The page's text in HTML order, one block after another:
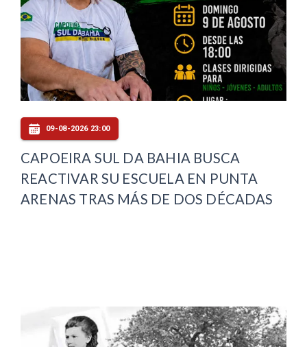
09-08-2026 23:00
CAPOEIRA SUL DA BAHIA BUSCA
REACTIVAR SU ESCUELA EN PUNTA
ARENAS TRAS MÁS DE DOS DÉCADAS